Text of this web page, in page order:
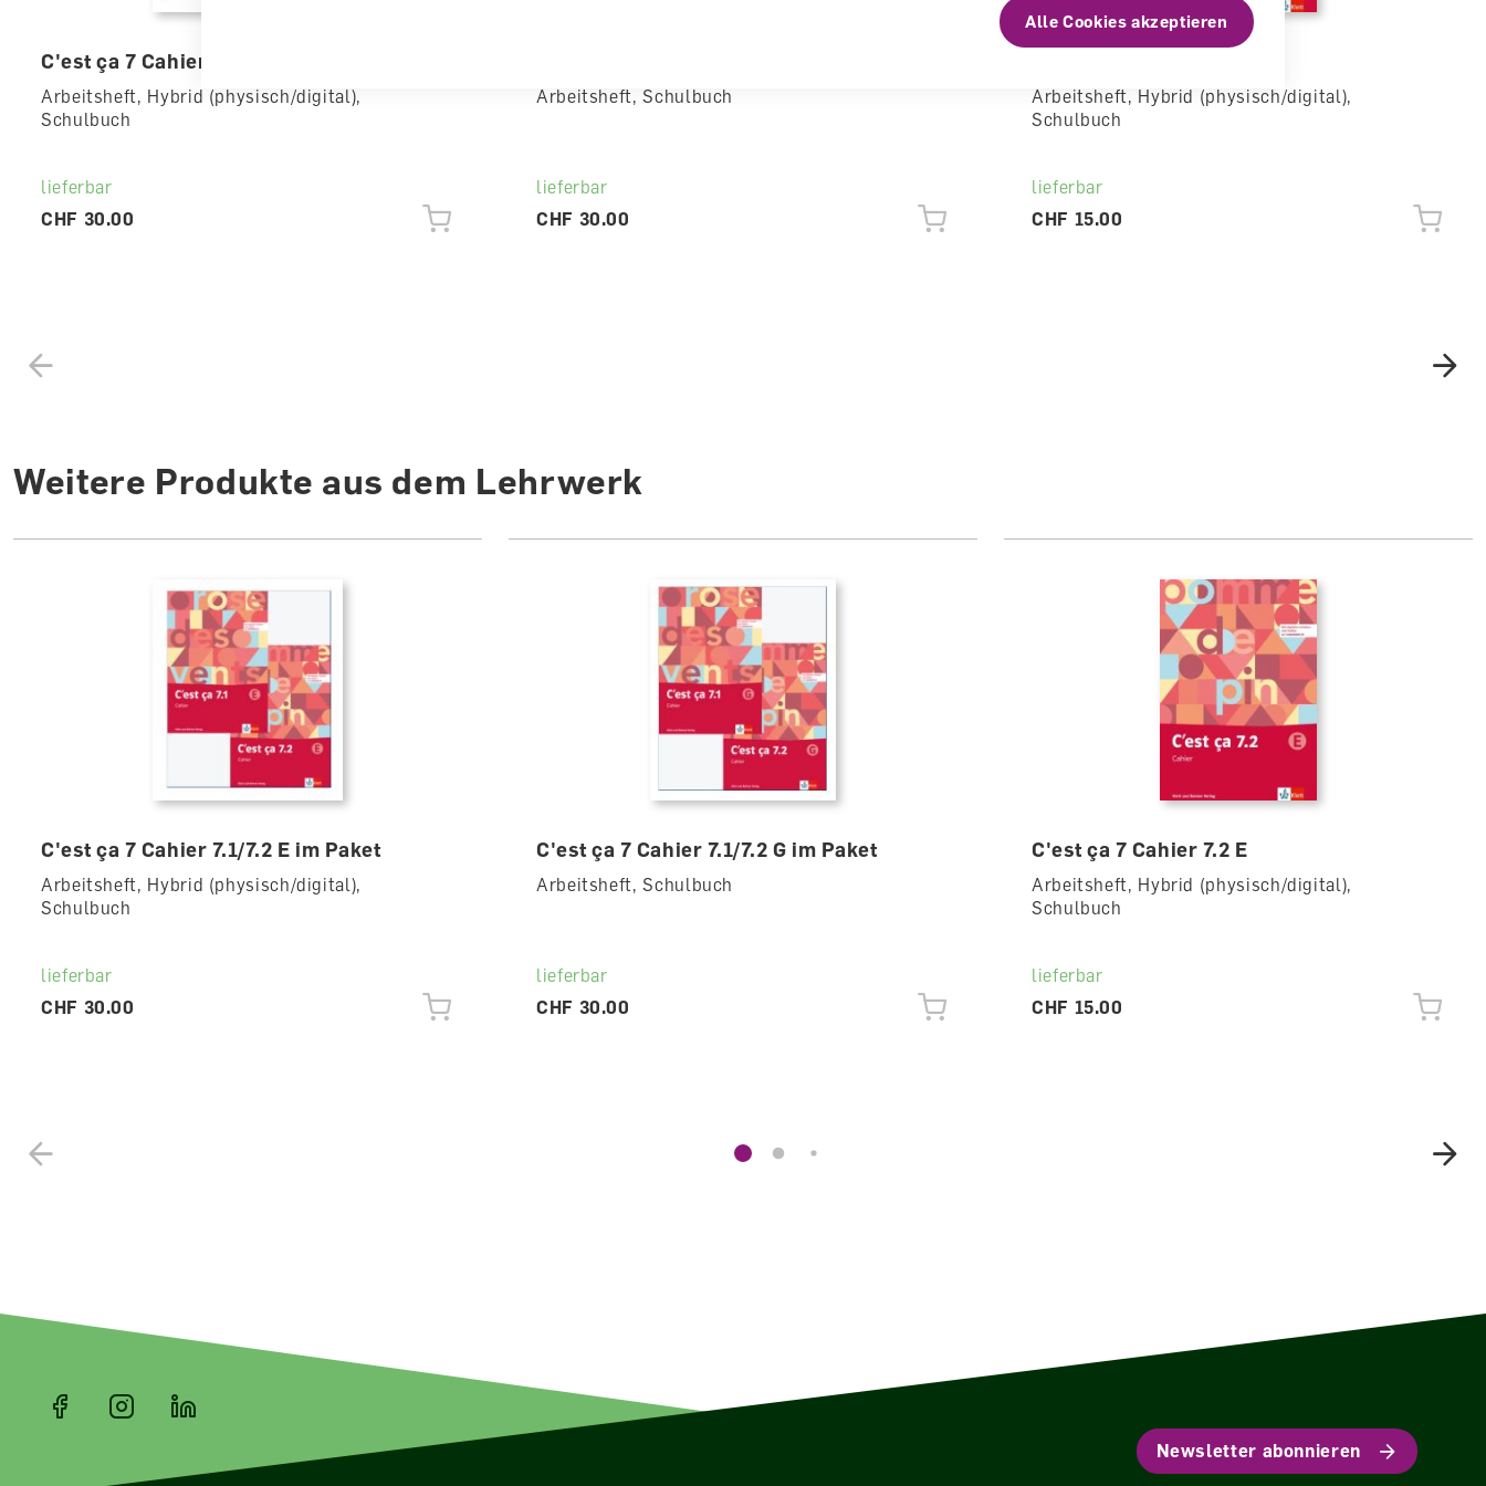
C'est ça 7 Cahier 7.1/7.2 E im Paket
Arbeitsheft, Hybrid (physisch/digital),
Schulbuch
lieferbar
CHF 30.00
Arbeitsheft, Schulbuch
lieferbar
CHF 30.00
Arbeitsheft, Hybrid (physisch/digital),
Schulbuch
lieferbar
CHF 15.00
Weitere Produkte aus dem Lehrwerk
C'est ça 7 Cahier 7.1/7.2 E im Paket
Arbeitsheft, Hybrid (physisch/digital),
Schulbuch
lieferbar
CHF 30.00
C'est ça 7 Cahier 7.1/7.2 G im Paket
Arbeitsheft, Schulbuch
lieferbar
CHF 30.00
C'est ça 7 Cahier 7.2 E
Arbeitsheft, Hybrid (physisch/digital),
Schulbuch
lieferbar
CHF 15.00
Newsletter abonnieren
Alle Cookies akzeptieren